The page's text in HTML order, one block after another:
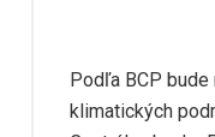
Podľa BCP
klimatických